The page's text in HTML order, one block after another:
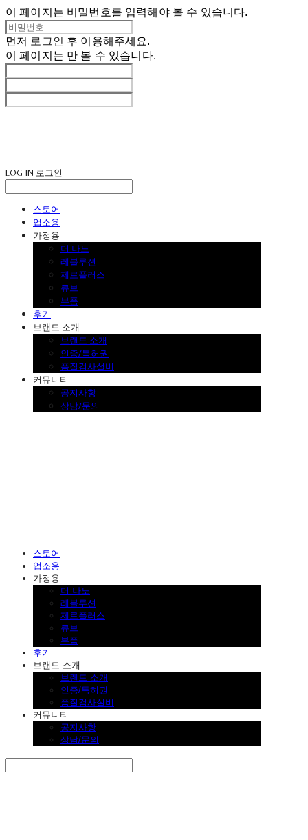
이 페이지는 비밀번호를 입력해야 볼 수 있습니다.
먼저 로그인 후 이용해주세요.
이 페이지는 만 볼 수 있습니다.
LOG IN 로그인
스토어
업소용
가정용
더 나노
레볼루션
제로플러스
큐브
부품
후기
브랜드 소개
브랜드 소개
인증/특허권
품질검사설비
커뮤니티
공지사항
상담/문의
스토어
업소용
가정용
더 나노
레볼루션
제로플러스
큐브
부품
후기
브랜드 소개
브랜드 소개
인증/특허권
품질검사설비
커뮤니티
공지사항
상담/문의